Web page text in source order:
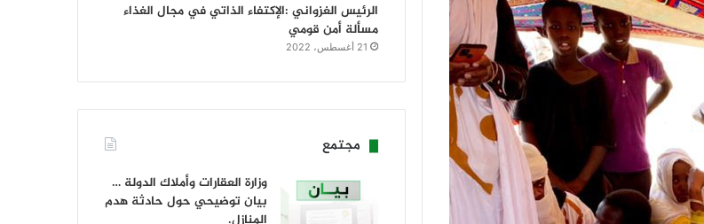
الرئيس الغزواني :الإكتفاء الذاتي في مجال الغذاء
مسألة أمن قومي
21 أغسطس، 2022
مجتمع
وزارة العقارات وأملاك الدولة …
بيان توضيحي حول حادثة هدم